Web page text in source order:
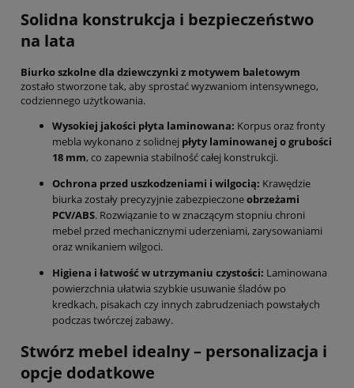
Solidna konstrukcja i bezpieczeństwo
na lata
Biurko szkolne dla dziewczynki z motywem baletowym
zostało stworzone tak, aby sprostać wyzwaniom intensywnego,
codziennego użytkowania.
Wysokiej jakości płyta laminowana: Korpus oraz fronty
mebla wykonano z solidnej płyty laminowanej o grubości
18 mm, co zapewnia stabilność całej konstrukcji.
Ochrona przed uszkodzeniami i wilgocią: Krawędzie
biurka zostały precyzyjnie zabezpieczoneobrzeżami
PCV/ABS. Rozwiązanie to w znaczącym stopniu chroni
mebel przed mechanicznymi uderzeniami, zarysowaniami
oraz wnikaniem wilgoci.
Higiena i łatwość w utrzymaniu czystości: Laminowana
powierzchnia ułatwia szybkie usuwanie śladów po
kredkach, pisakach czy innych zabrudzeniach powstałych
podczas twórczej zabawy.
Stwórz mebel idealny – personalizacja i
opcje dodatkowe